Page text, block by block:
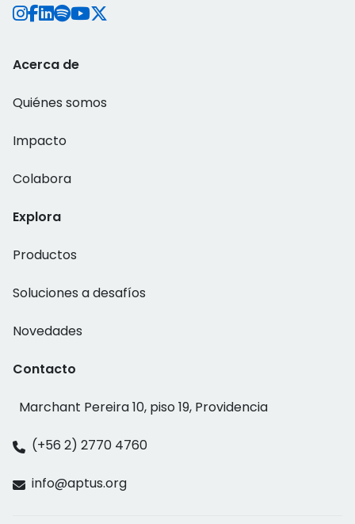
Acerca de
Quiénes somos
Impacto
Colabora
Explora
Productos
Soluciones a desafíos
Novedades
Contacto
Marchant Pereira 10, piso 19, Providencia
(+56 2) 2770 4760
info@aptus.org